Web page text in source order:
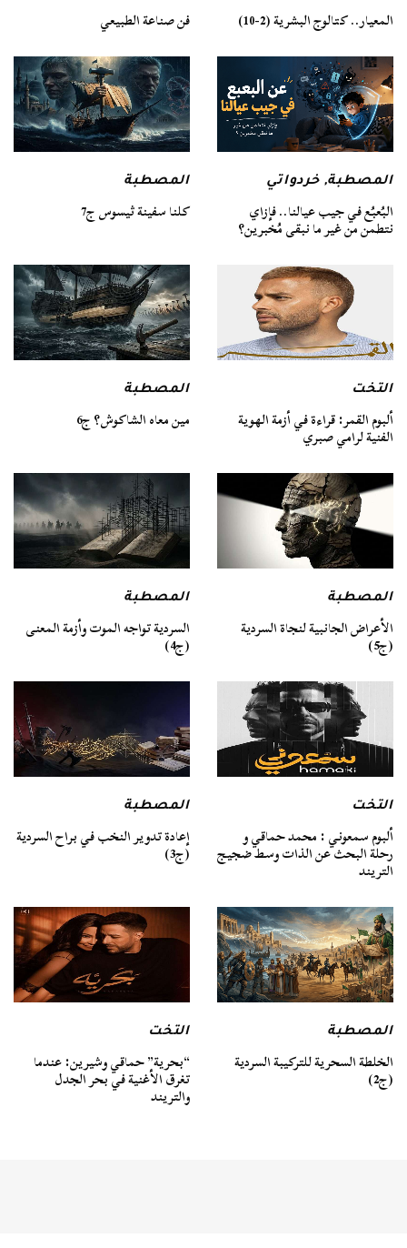
المعيار.. كتالوج البشرية (2-10) فن صناعة الطبيعي
المصطبة,خردواتي
البُعبُع في جيب عيالنا.. فإزاي
نتطمن من غير ما نبقى مُخبرين؟
المصطبة
كلنا سفينة ثيسوس ج7
التخت
ألبوم القمر: قراءة في أزمة الهوية
الفنية لرامي صبري
المصطبة
مين معاه الشاكوش؟ ج6
المصطبة
الأعراض الجانبية لنجاة السردية
(ج5)
المصطبة
السردية تواجه الموت وأزمة المعنى
(ج4)
التخت
ألبوم سمعوني : محمد حماقي و
رحلة البحث عن الذات وسط ضجيج
التريند
المصطبة
إعادة تدوير النخب في براح السردية
(ج3)
المصطبة
الخلطة السحرية للتركيبة السردية
(ج2)
التخت
“بحرية” حماقي وشيرين: عندما
تغرق الأغنية في بحر الجدل
والتريند